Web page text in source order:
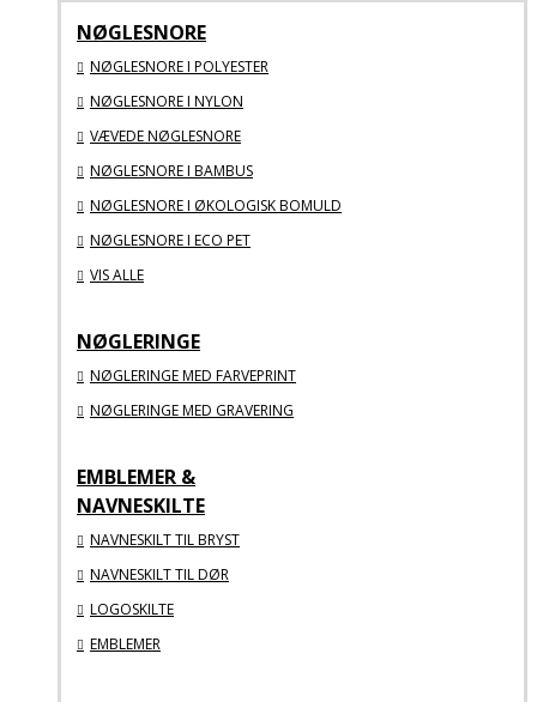
NØGLESNORE
NØGLESNORE I POLYESTER
NØGLESNORE I NYLON
VÆVEDE NØGLESNORE
NØGLESNORE I BAMBUS
NØGLESNORE I ØKOLOGISK BOMULD
NØGLESNORE I ECO PET
VIS ALLE
NØGLERINGE
NØGLERINGE MED FARVEPRINT
NØGLERINGE MED GRAVERING
EMBLEMER &
NAVNESKILTE
NAVNESKILT TIL BRYST
NAVNESKILT TIL DØR
LOGOSKILTE
EMBLEMER